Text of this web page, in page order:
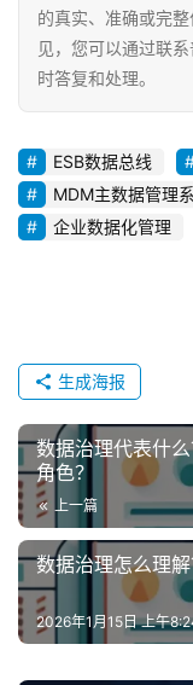
的真实、准确或完
见，您可以通过联
时答复和处理。
ESB数据总线
MDM主数据管理
企业数据化管理
生成海报
数据治理代表什
角色？
上一篇
数据治理怎么理
2026年1月15日 上午